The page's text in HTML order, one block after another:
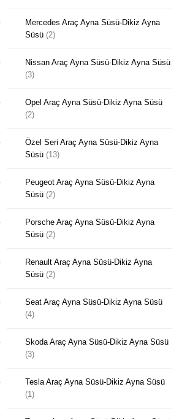
Mercedes Araç Ayna Süsü-Dikiz Ayna
Süsü (2)
Nissan Araç Ayna Süsü-Dikiz Ayna Süsü
(3)
Opel Araç Ayna Süsü-Dikiz Ayna Süsü
(2)
Özel Seri Araç Ayna Süsü-Dikiz Ayna
Süsü (13)
Peugeot Araç Ayna Süsü-Dikiz Ayna
Süsü (2)
Porsche Araç Ayna Süsü-Dikiz Ayna
Süsü (2)
Renault Araç Ayna Süsü-Dikiz Ayna
Süsü (2)
Seat Araç Ayna Süsü-Dikiz Ayna Süsü
(4)
Skoda Araç Ayna Süsü-Dikiz Ayna Süsü
(3)
Tesla Araç Ayna Süsü-Dikiz Ayna Süsü
(1)